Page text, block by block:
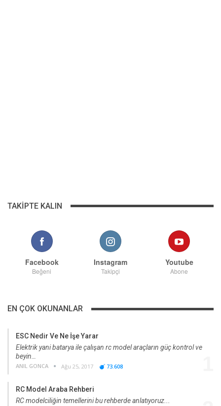
TAKIPTE KALIN
Facebook
Beğeni
Instagram
Takipçi
Youtube
Abone
EN ÇOK OKUNANLAR
ESC Nedir Ve Ne İşe Yarar
Elektrik yani batarya ile çalışan rc model araçların güç kontrol ve
beyin…
ANIL GONCA Ağu 25, 2017 73.608
RC Model Araba Rehberi
RC modelciliğin temellerini bu rehberde anlatıyoruz...